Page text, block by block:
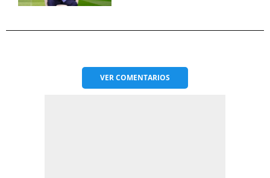
VERCOMENTARIOS